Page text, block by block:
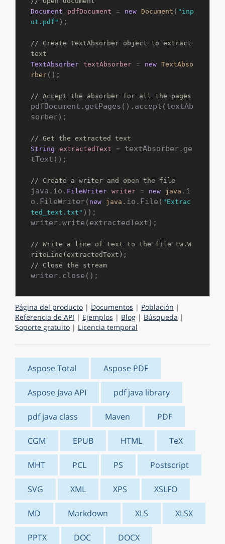
Document
pdfDocument = new Document ( "inp
ut.pdf" );
// Create TextAbsorber object to extract
text
TextAbsorber textAbsorber = new TextAbso
rber ();
// Accept the absorber for all the pages
pdfDocument.getPages().accept(textAb
sorber);
// Get the extracted text
String
extractedText =
textAbsorber.ge
tText();
// Create a writer and open the file
java.io. FileWriter writer = new java .i
o.FileWriter( new java .io.File( "Extrac
ted_text.txt" ));
writer.write(extractedText);
// Write a line of text to the file tw.W
riteLine(extractedText);
// Close the stream
Página del producto | Documentos | Población |
Referencia de API | Ejemplos | Blog | Búsqueda |
Soporte gratuito | Licencia temporal
Aspose Total Aspose PDF
Aspose Java API pdf java library
pdf java class Maven PDF
CGM EPUB HTML TeX
MHT PCL PS Postscript
SVG XML XPS XSLFO
MD Markdown XLS XLSX
PPTX DOC DOCX